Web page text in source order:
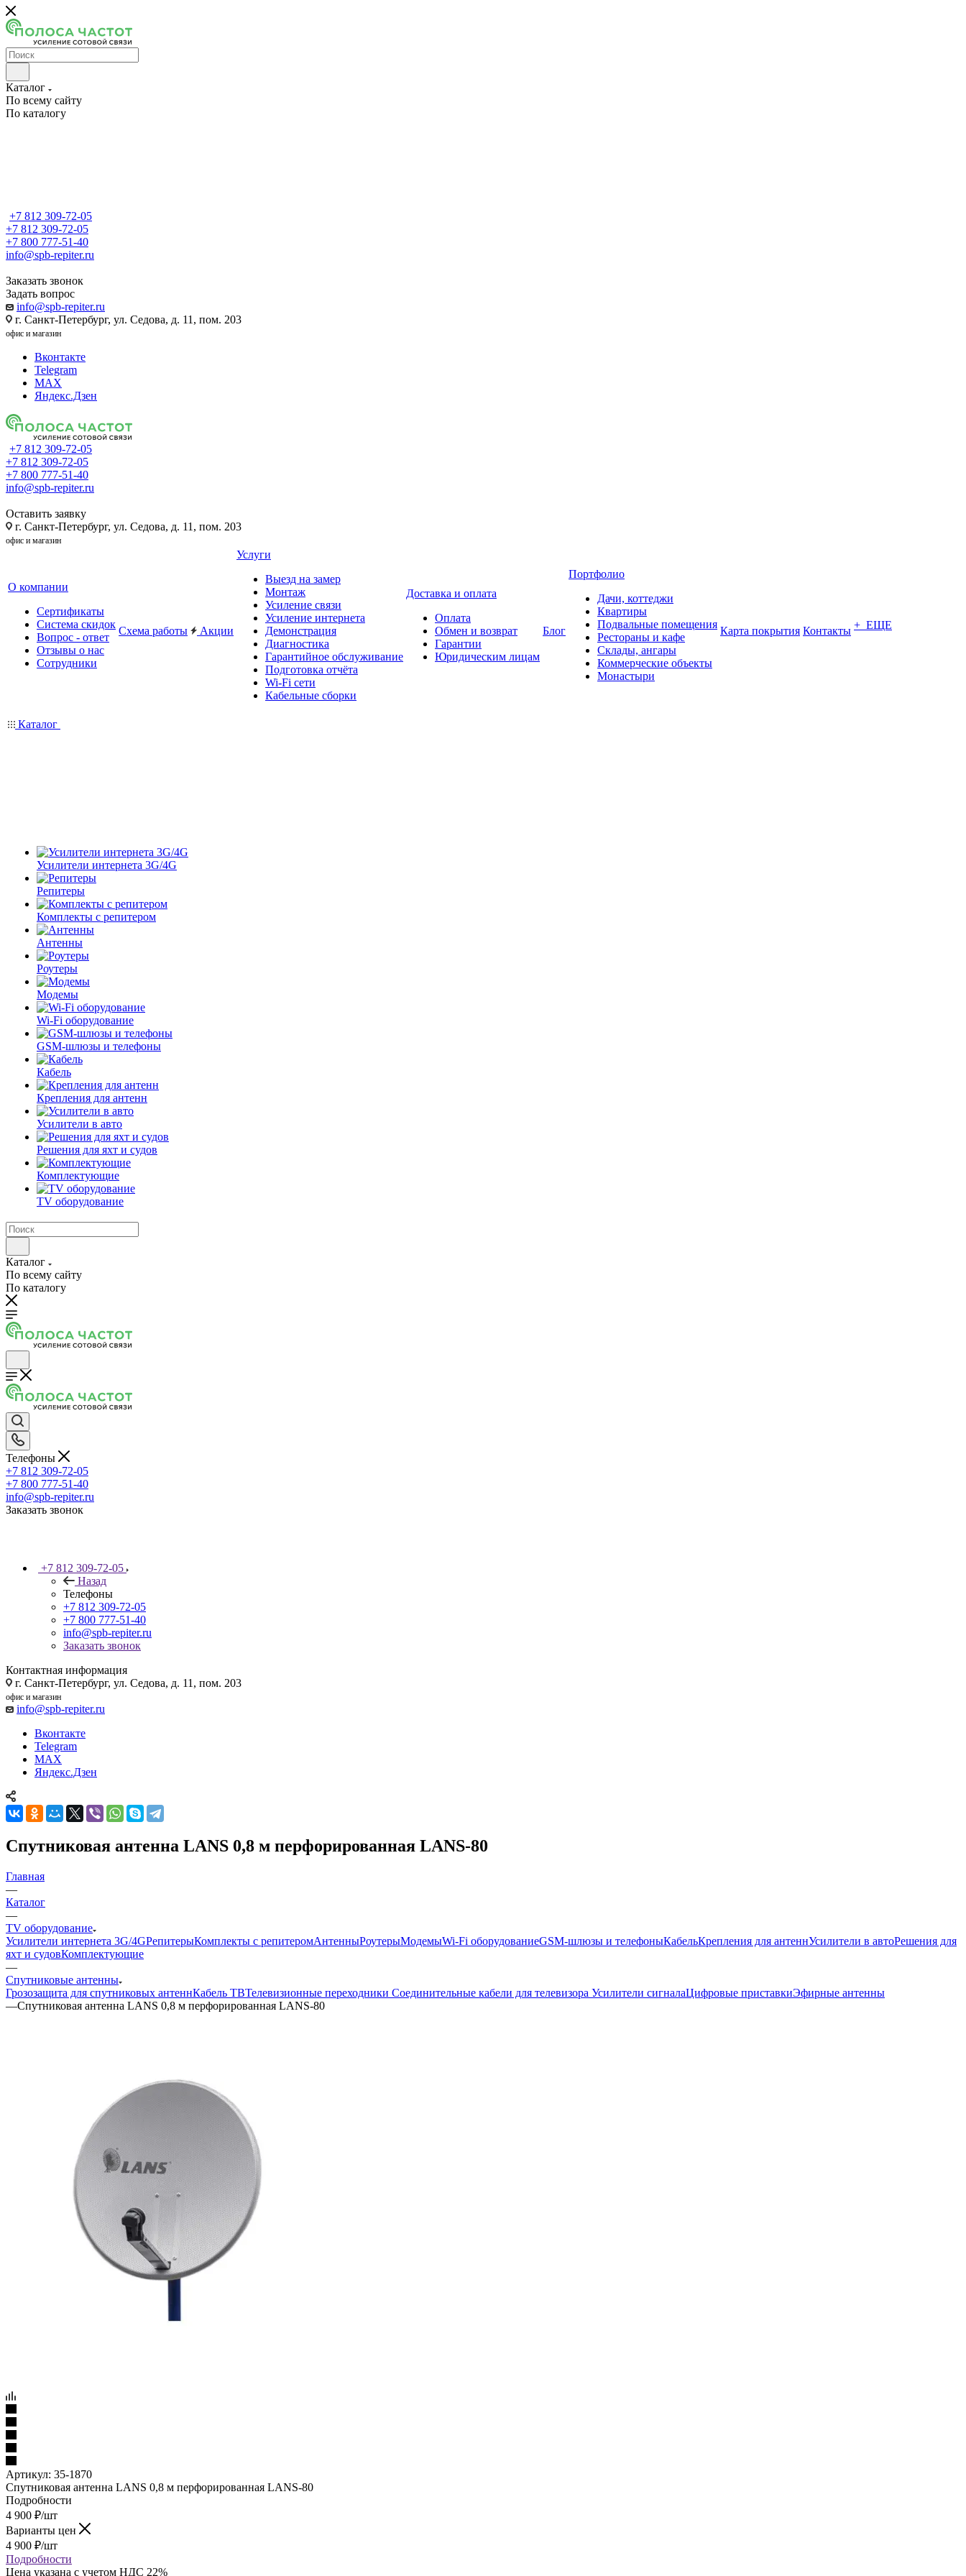
Каталог
По всему сайту
По каталогу
+7 812 309-72-05
+7 812 309-72-05
+7 800 777-51-40
info@spb-repiter.ru
Заказать звонок
Задать вопрос
info@spb-repiter.ru
г. Санкт-Петербург, ул. Седова, д. 11, пом. 203
офис и магазин
Вконтакте
Telegram
MAX
Яндекс.Дзен
+7 812 309-72-05
+7 812 309-72-05
+7 800 777-51-40
info@spb-repiter.ru
Оставить заявку
г. Санкт-Петербург, ул. Седова, д. 11, пом. 203
офис и магазин
О компании
Сертификаты
Система скидок
Вопрос - ответ
Отзывы о нас
Сотрудники
Схема работы Акции
Услуги
Выезд на замер
Монтаж
Усиление связи
Усиление интернета
Демонстрация
Диагностика
Гарантийное обслуживание
Подготовка отчёта
Wi-Fi сети
Кабельные сборки
Доставка и оплата
Оплата
Обмен и возврат
Гарантии
Юридическим лицам
Блог
Портфолио
Дачи, коттеджи
Квартиры
Подвальные помещения
Рестораны и кафе
Склады, ангары
Коммерческие объекты
Монастыри
Карта покрытия Контакты + ЕЩЕ
Каталог
Усилители интернета 3G/4G
Репитеры
Комплекты с репитером
Антенны
Роутеры
Модемы
Wi-Fi оборудование
GSM-шлюзы и телефоны
Кабель
Крепления для антенн
Усилители в авто
Решения для яхт и судов
Комплектующие
TV оборудование
Каталог
По всему сайту
По каталогу
Телефоны
+7 812 309-72-05
+7 800 777-51-40
info@spb-repiter.ru
Заказать звонок
+7 812 309-72-05
Назад
Телефоны
+7 812 309-72-05
+7 800 777-51-40
info@spb-repiter.ru
Заказать звонок
Контактная информация
г. Санкт-Петербург, ул. Седова, д. 11, пом. 203
офис и магазин
info@spb-repiter.ru
Вконтакте
Telegram
MAX
Яндекс.Дзен
Спутниковая антенна LANS 0,8 м перфорированная LANS-80
Главная
—
Каталог
—
TV оборудование
Усилители интернета 3G/4GРепитерыКомплекты с репитеромАнтенныРоутерыМодемыWi-Fi оборудованиеGSM-шлюзы и телефоныКабельКрепления для антеннУсилители в автоРешения для
яхт и судовКомплектующие
—
Спутниковые антенны
Грозозащита для спутниковых антеннКабель ТВТелевизионные переходники Соединительные кабели для телевизора Усилители сигналаЦифровые приставкиЭфирные антенны
—Спутниковая антенна LANS 0,8 м перфорированная LANS-80
Артикул: 35-1870
Спутниковая антенна LANS 0,8 м перфорированная LANS-80
Подробности
4 900 ₽/шт
Варианты цен
4 900 ₽/шт
Подробности
Цена указана с учетом НДС 22%